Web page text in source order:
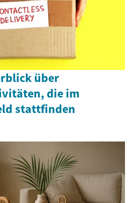
über
die im
stattfinden